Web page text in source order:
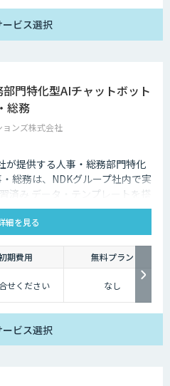
ービス選択
部門特化型AIチャットボット
総務
ョンズ株式会社
が提供する人事・総務部門特化
総務は、NDKグループ社内で実
済み データ・テンプレートを搭
チャットボットです。
細を見る
期費用 無料プラン
せください なし
ービス選択